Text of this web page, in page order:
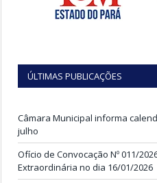
ÚLTIMAS PUBLICAÇÕES
Câmara Municipal informa
julho
Ofício de Convocação Nº 011/
Extraordinária no dia 16/01/2026